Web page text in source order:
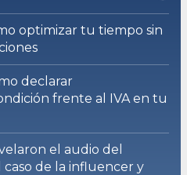
optimizar tu tiempo sin
declarar
frente al IVA en tu
el audio del
caso de la influencer y